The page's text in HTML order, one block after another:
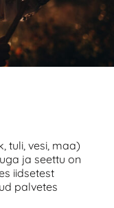
tuli, vesi, maa)
ja seettu on
iidsetest
palvetes